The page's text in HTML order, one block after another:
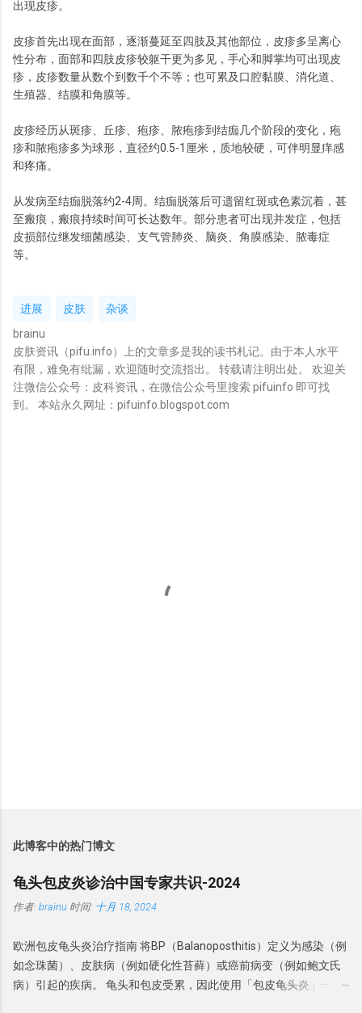
出现皮疹。
皮疹首先出现在面部，逐渐蔓延至四肢及其他部位，皮疹多呈离心
性分布，面部和四肢皮疹较躯干更为多见，手心和脚掌均可出现皮
疹，皮疹数量从数个到数千个不等；也可累及口腔黏膜、消化道、
生殖器、结膜和角膜等。
皮疹经历从斑疹、丘疹、疱疹、脓疱疹到结痂几个阶段的变化，疱
疹和脓疱疹多为球形，直径约0.5-1厘米，质地较硬，可伴明显痒感
和疼痛。
从发病至结痂脱落约2-4周。结痂脱落后可遗留红斑或色素沉着，甚
至瘢痕，瘢痕持续时间可长达数年。部分患者可出现并发症，包括
皮损部位继发细菌感染、支气管肺炎、脑炎、角膜感染、脓毒症
等。
进展 皮肤
杂谈
brainu
皮肤资讯（pifu.info）上的文章多是我的读书札记。由于本人水平
有限，难免有纰漏，欢迎随时交流指出。 转载请注明出处。 欢迎关
注微信公众号：皮科资讯，在微信公众号里搜索 pifuinfo 即可找
到。 本站永久网址：pifuinfo.blogspot.com
此博客中的热门博文
龟头包皮炎诊治中国专家共识-2024
作者: brainu 时间: 十月 18, 2024
欧洲包皮龟头炎治疗指南 将BP（Balanoposthitis）定义为感染（例
如念珠菌）、皮肤病（例如硬化性苔藓）或癌前病变（例如鲍文氏
病）引起的疾病。 龟头和包皮受累，因此使用「包皮龟头炎」一